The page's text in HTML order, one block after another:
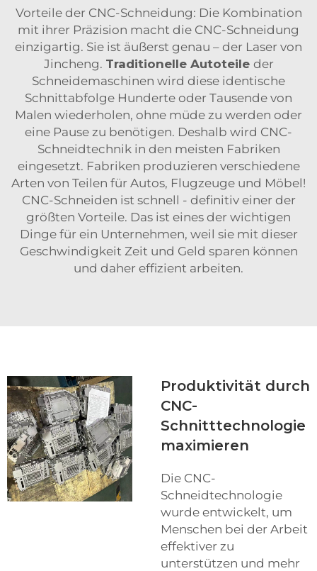
Vorteile der CNC-Schneidung: Die Kombination
mit ihrer Präzision macht die CNC-Schneidung
einzigartig. Sie ist äußerst genau – der Laser von
Jincheng. Traditionelle Autoteile der
Schneidemaschinen wird diese identische
Schnittabfolge Hunderte oder Tausende von
Malen wiederholen, ohne müde zu werden oder
eine Pause zu benötigen. Deshalb wird CNC-
Schneidtechnik in den meisten Fabriken
eingesetzt. Fabriken produzieren verschiedene
Arten von Teilen für Autos, Flugzeuge und Möbel!
CNC-Schneiden ist schnell - definitiv einer der
größten Vorteile. Das ist eines der wichtigen
Dinge für ein Unternehmen, weil sie mit dieser
Geschwindigkeit Zeit und Geld sparen können
und daher effizient arbeiten.
Produktivität durch
CNC-
Schnitttechnologie
maximieren
Die CNC-
Schneidtechnologie
wurde entwickelt, um
Menschen bei der Arbeit
effektiver zu
unterstützen und mehr